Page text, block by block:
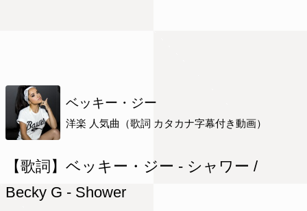
ベッキー・ジー
洋楽 人気曲（歌詞 カタカナ字幕付き動画）
【歌詞】ベッキー・ジー - シャワー /
Becky G - Shower